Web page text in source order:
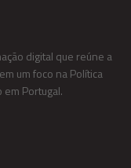
digital que reúne a
um foco na Política
em Portugal.